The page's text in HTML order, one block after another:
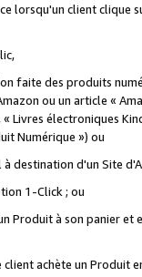
lorsqu'un client
faite des produits
ou un article «
Livres électroniques
Numérique ») ou
destination d'un Site
1-Click ; ou
à son panier et
achète un Produit